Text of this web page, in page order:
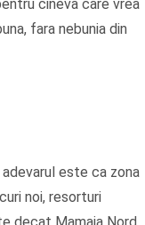
cineva care vrea
fara nebunia din
adevarul este ca zona
noi, resorturi